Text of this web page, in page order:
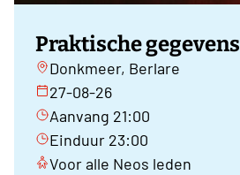
Praktische gegevens
Donkmeer, Berlare
27-08-26
Aanvang 21:00
Einduur 23:00
Voor alle Neos leden